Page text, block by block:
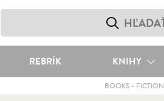
REBRÍK KNIHY
BOOKS- FICTION